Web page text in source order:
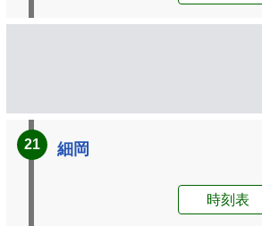
21 細岡
時刻表